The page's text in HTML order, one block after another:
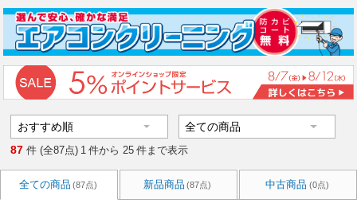
87 件 (全87点) 1 件から 25 件まで表示
全ての商品 (87点) 新品商品 (87点) 中古商品 (0点)